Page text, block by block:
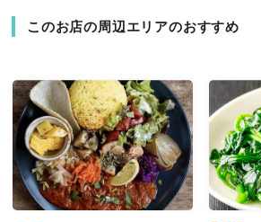
このお店の周辺エリアのおすすめ